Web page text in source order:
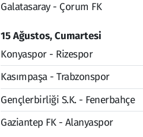
Galatasaray - Çorum FK
15 Ağustos, Cumartesi
Konyaspor - Rizespor
Kasımpaşa - Trabzonspor
Gençlerbirliği S.K. - Fenerbahçe
Gaziantep FK - Alanyaspor